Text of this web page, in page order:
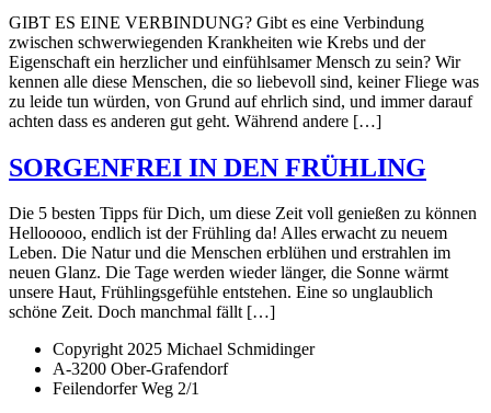
GIBT ES EINE VERBINDUNG? Gibt es eine Verbindung
zwischen schwerwiegenden Krankheiten wie Krebs und der
Eigenschaft ein herzlicher und einfühlsamer Mensch zu sein? Wir
kennen alle diese Menschen, die so liebevoll sind, keiner Fliege was
zu leide tun würden, von Grund auf ehrlich sind, und immer darauf
achten dass es anderen gut geht. Während andere […]
SORGENFREI IN DEN FRÜHLING
Die 5 besten Tipps für Dich, um diese Zeit voll genießen zu können
Hellooooo, endlich ist der Frühling da! Alles erwacht zu neuem
Leben. Die Natur und die Menschen erblühen und erstrahlen im
neuen Glanz. Die Tage werden wieder länger, die Sonne wärmt
unsere Haut, Frühlingsgefühle entstehen. Eine so unglaublich
schöne Zeit. Doch manchmal fällt […]
Copyright 2025 Michael Schmidinger
A-3200 Ober-Grafendorf
Feilendorfer Weg 2/1